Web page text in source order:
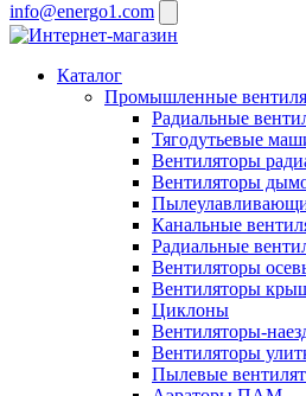
info@energo1.com
Каталог
Промышленные
Радиальные
Тягодутьевые
Вентиляторы
Вентиляторы
Канальные
Радиальные
Вентиляторы
Вентиляторы
Циклоны
Вентиляторы-
Вентиляторы
Пылевые